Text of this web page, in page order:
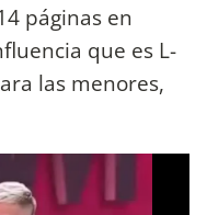
páginas en
que es L-
las menores,